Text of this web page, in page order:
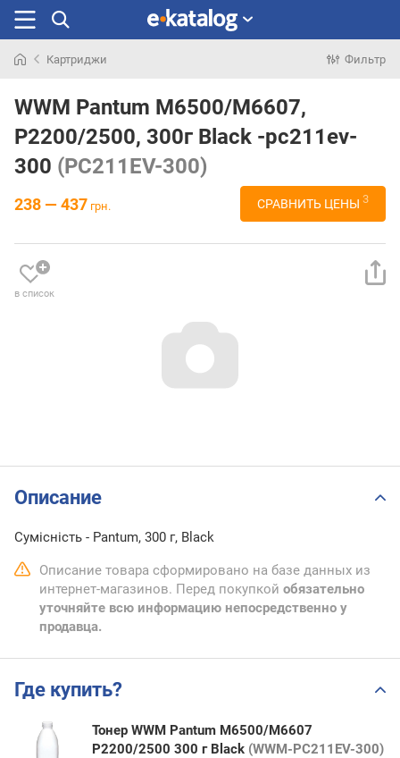
раньше
Картриджи Фильтр
WWM Pantum M6500/M6607,
P2200/2500, 300г Black -pc211ev-
300 (PC211EV-300)
238 — 437 грн. СРАВНИТЬ ЦЕНЫ 3
в список
Описание
Сумісність - Pantum, 300 г, Black
Описание товара сформировано на базе данных из
интернет-магазинов. Перед покупкой обязательно
уточняйте всю информацию непосредственно у
продавца.
Где купить?
Тонер WWM Pantum M6500/M6607
P2200/2500 300 г Black (WWM-PC211EV-300)